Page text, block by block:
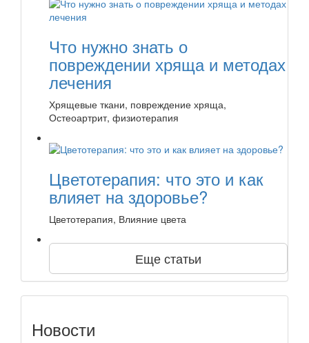
Что нужно знать о
повреждении хряща и методах
лечения
Хрящевые ткани, повреждение хряща,
Остеоартрит, физиотерапия
Цветотерапия: что это и как
влияет на здоровье?
Цветотерапия, Влияние цвета
Еще статьи
Новости